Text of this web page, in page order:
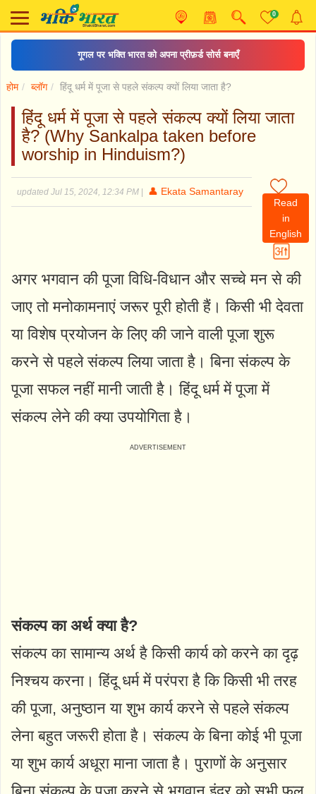
0
गूगल पर भक्ति भारत को अपना प्रीफ़र्ड सोर्स बनाएँ
होम ब्लॉग हिंदू धर्म में पूजा से पहले संकल्प क्यों लिया जाता है?
हिंदू धर्म में पूजा से पहले संकल्प क्यों लिया जाता
है? (Why Sankalpa taken before
worship in Hinduism?)
updated Jul 15, 2024, 12:34 PM
👤 Ekata Samantaray
Read
in
English
अगर भगवान की पूजा विधि-विधान और सच्चे मन से की
जाए तो मनोकामनाएं जरूर पूरी होती हैं। किसी भी देवता
या विशेष प्रयोजन के लिए की जाने वाली पूजा शुरू
करने से पहले संकल्प लिया जाता है। बिना संकल्प के
पूजा सफल नहीं मानी जाती है। हिंदू धर्म में पूजा में
संकल्प लेने की क्या उपयोगिता है।
संकल्प का अर्थ क्या है?
संकल्प का सामान्य अर्थ है किसी कार्य को करने का दृढ़
निश्चय करना। हिंदू धर्म में परंपरा है कि किसी भी तरह
की पूजा, अनुष्ठान या शुभ कार्य करने से पहले संकल्प
लेना बहुत जरूरी होता है। संकल्प के बिना कोई भी पूजा
या शुभ कार्य अधूरा माना जाता है। पुराणों के अनुसार